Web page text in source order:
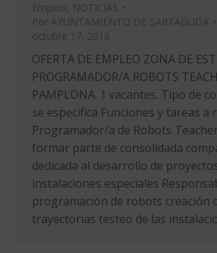
Empleo, NOTICIAS
Por AYUNTAMIENTO DE SARTAGUDA
octubre 17, 2016
OFERTA DE EMPLEO ZONA DE
PROGRAMADOR/A ROBOTS
PAMPLONA. 1 vacantes. Tipo de
se especifica Funciones y tareas a
Programador/a de Robots
formar parte de consolidada
dedicada al desarrollo de
instalaciones especiales
programación de robots creación
trayectorias testeo de las